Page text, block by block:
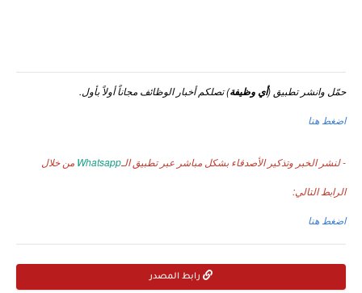
حمّل وانشر تطبيق (أي وظيفة) تصلكم أخبار الوظائف مجاناً أولاً بأول.
اضغط هنا
- لنشر الخبر وتذكير الأصدقاء بشكل مباشر عبر تطبيق الـ Whatsapp من خلال
الرابط التالي:
اضغط هنا
رابط المصدر